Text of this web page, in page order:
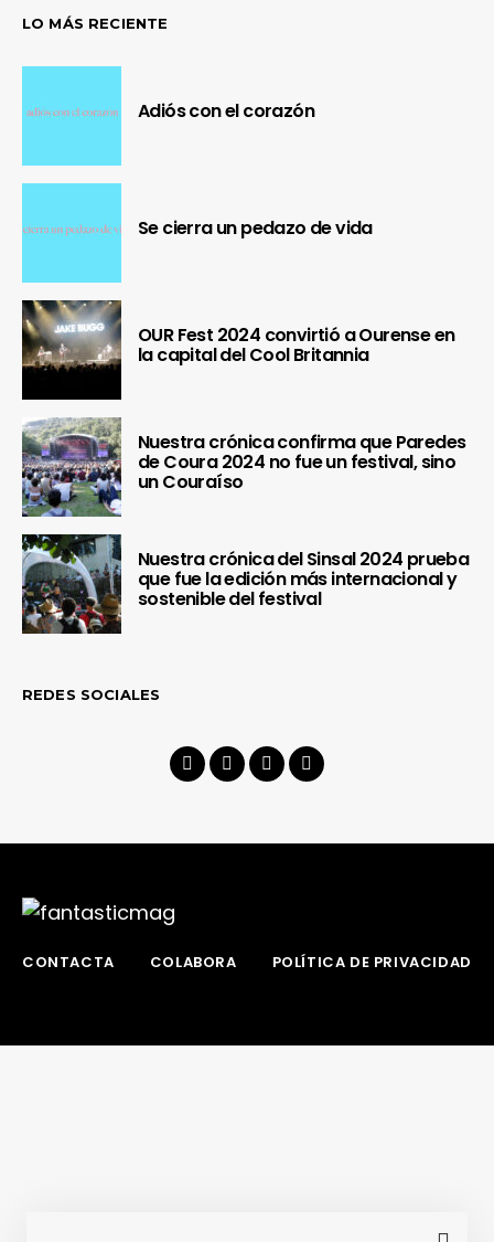
LO MÁS RECIENTE
Adiós con el corazón
Se cierra un pedazo de vida
OUR Fest 2024 convirtió a Ourense en
la capital del Cool Britannia
Nuestra crónica confirma que Paredes
de Coura 2024 no fue un festival, sino
un Couraíso
Nuestra crónica del Sinsal 2024 prueba
que fue la edición más internacional y
sostenible del festival
REDES SOCIALES
CONTACTA COLABORA POLÍTICA DE PRIVACIDAD